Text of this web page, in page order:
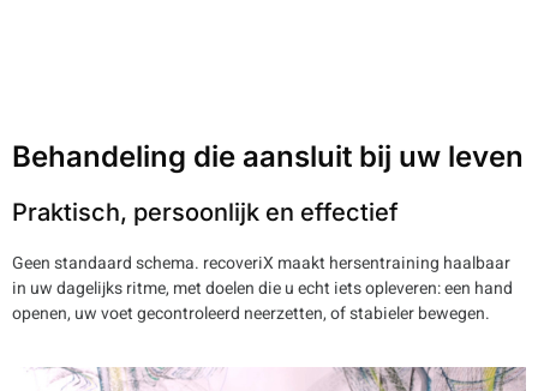
Behandeling die aansluit bij uw leven
Praktisch, persoonlijk en effectief
Geen standaard schema. recoveriX maakt hersentraining haalbaar
in uw dagelijks ritme, met doelen die u echt iets opleveren: een hand
openen, uw voet gecontroleerd neerzetten, of stabieler bewegen.